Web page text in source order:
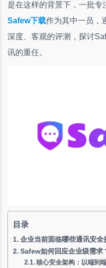
是在这样的背景下，一批专
Safew下载作为其中一员，
深度、客观的评测，探讨
讯的重任。
目录
企业当前面临哪些通讯安全
Safew如何回应企业级需求
核心安全架构：以端到